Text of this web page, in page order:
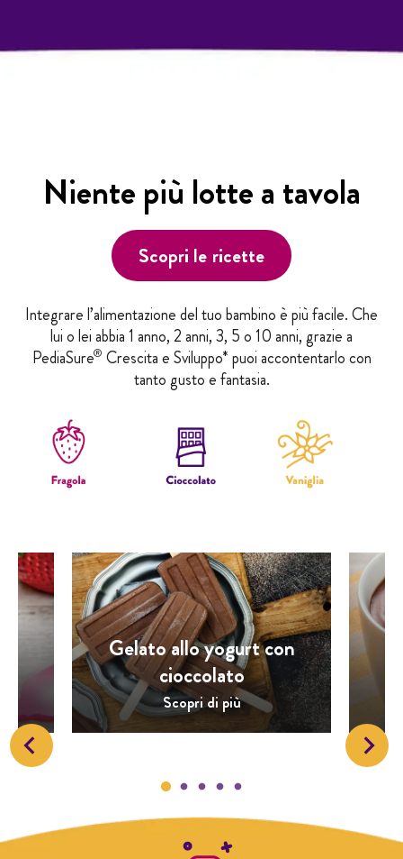
Niente più lotte a tavola
Scopri le ricette
Integrare l’alimentazione del tuo bambino è più facile. Che
lui o lei abbia 1 anno, 2 anni, 3, 5 o 10 anni, grazie a
PediaSure® Crescita e Sviluppo* puoi accontentarlo con
tanto gusto e fantasia.
Gelato allo yogurt con
cioccolato
Scopri di più